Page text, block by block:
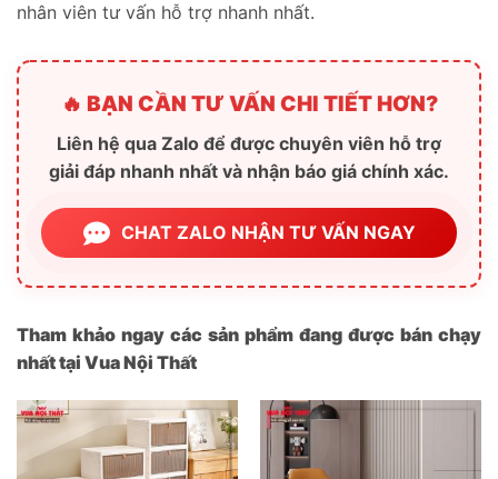
nhân viên tư vấn hỗ trợ nhanh nhất.
🔥 BẠN CẦN TƯ VẤN CHI TIẾT HƠN?
Liên hệ qua Zalo để được chuyên viên hỗ trợ
giải đáp nhanh nhất và nhận báo giá chính xác.
CHAT ZALO NHẬN TƯ VẤN NGAY
Tham khảo ngay các sản phẩm đang được bán chạy
nhất tại Vua Nội Thất